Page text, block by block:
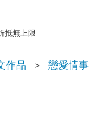
抵無上限
作品 ＞ 戀愛情事